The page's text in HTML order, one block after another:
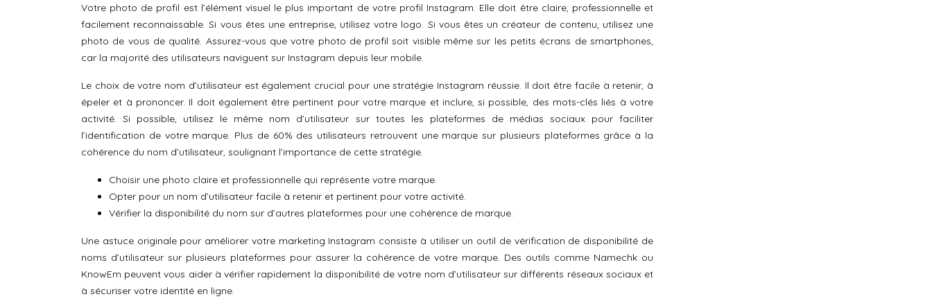
Votre photo de profil est l’élément visuel le plus important de votre profil Instagram. Elle doit être claire, professionnelle et
facilement reconnaissable. Si vous êtes une entreprise, utilisez votre logo. Si vous êtes un créateur de contenu, utilisez une
photo de vous de qualité. Assurez-vous que votre photo de profil soit visible même sur les petits écrans de smartphones,
car la majorité des utilisateurs naviguent sur Instagram depuis leur mobile.
Le choix de votre nom d’utilisateur est également crucial pour une stratégie Instagram réussie. Il doit être facile à retenir, à
épeler et à prononcer. Il doit également être pertinent pour votre marque et inclure, si possible, des mots-clés liés à votre
activité. Si possible, utilisez le même nom d’utilisateur sur toutes les plateformes de médias sociaux pour faciliter
l’identification de votre marque. Plus de 60% des utilisateurs retrouvent une marque sur plusieurs plateformes grâce à la
cohérence du nom d’utilisateur, soulignant l’importance de cette stratégie.
Choisir une photo claire et professionnelle qui représente votre marque.
Opter pour un nom d’utilisateur facile à retenir et pertinent pour votre activité.
Vérifier la disponibilité du nom sur d’autres plateformes pour une cohérence de marque.
Une astuce originale pour améliorer votre marketing Instagram consiste à utiliser un outil de vérification de disponibilité de
noms d’utilisateur sur plusieurs plateformes pour assurer la cohérence de votre marque. Des outils comme Namechk ou
KnowEm peuvent vous aider à vérifier rapidement la disponibilité de votre nom d’utilisateur sur différents réseaux sociaux et
à sécuriser votre identité en ligne.